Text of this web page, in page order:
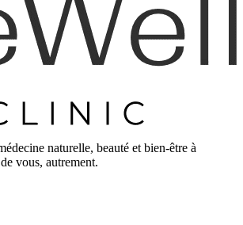
naturelle, beauté et bien-être à
vous, autrement.